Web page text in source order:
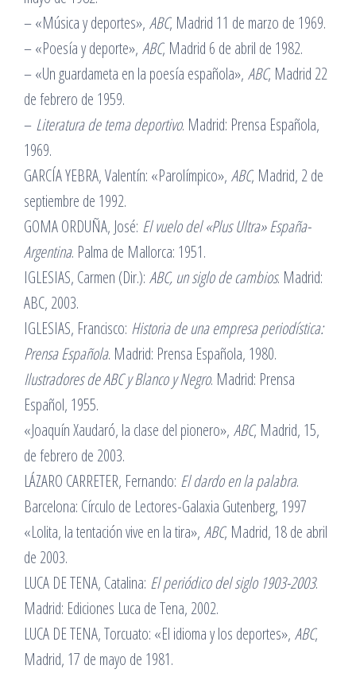
– «Música y deportes», ABC, Madrid 11 de marzo de 1969.
– «Poesía y deporte», ABC, Madrid 6 de abril de 1982.
– «Un guardameta en la poesía española», ABC, Madrid 22
de febrero de 1959.
– Literatura de tema deportivo. Madrid: Prensa Española,
1969.
GARCÍA YEBRA, Valentín: «Parolímpico», ABC, Madrid, 2 de
septiembre de 1992.
GOMA ORDUÑA, José: El vuelo del «Plus Ultra» España-
Argentina. Palma de Mallorca: 1951.
IGLESIAS, Carmen (Dir.): ABC, un siglo de cambios. Madrid:
ABC, 2003.
IGLESIAS, Francisco: Historia de una empresa periodística:
Prensa Española. Madrid: Prensa Española, 1980.
Ilustradores de ABC y Blanco y Negro. Madrid: Prensa
Español, 1955.
«Joaquín Xaudaró, la clase del pionero», ABC, Madrid, 15,
de febrero de 2003.
LÁZARO CARRETER, Fernando: El dardo en la palabra.
Barcelona: Círculo de Lectores-Galaxia Gutenberg, 1997
«Lolita, la tentación vive en la tira», ABC, Madrid, 18 de abril
de 2003.
LUCA DE TENA, Catalina: El periódico del siglo 1903-2003.
Madrid: Ediciones Luca de Tena, 2002.
LUCA DE TENA, Torcuato: «El idioma y los deportes», ABC,
Madrid, 17 de mayo de 1981.